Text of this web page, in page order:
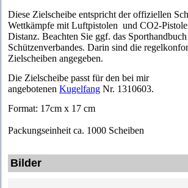
Diese Zielscheibe entspricht der offiziellen
Wettkämpfe mit Luftpistolen und CO2-
Distanz. Beachten Sie ggf. das
Schützenverbandes. Darin sind die
Zielscheiben angegeben.
Die Zielscheibe passt für den bei mir
angebotenen Kugelfang Nr. 1310603.
Format: 17cm x 17 cm
Packungseinheit ca. 1000 Scheiben
Bilder